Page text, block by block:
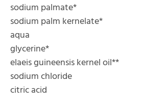
sodium palmate*
sodium palm kernelate*
aqua
glycerine*
elaeis guineensis kernel oil**
sodium chloride
citric acid